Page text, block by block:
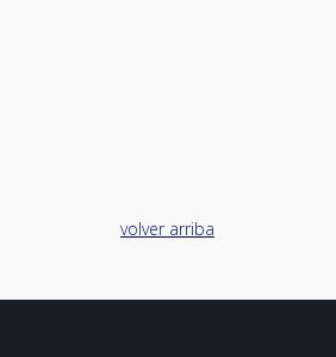
volver arriba